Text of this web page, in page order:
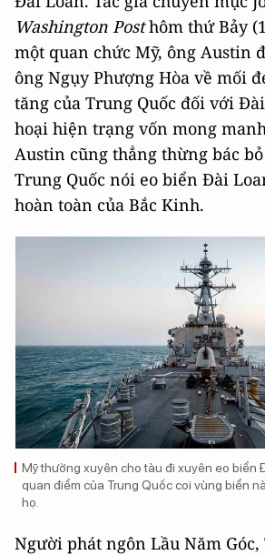
Washington Posthôm thứ Bảy
một quan chức Mỹ, ông Austin
ông Ngụy Phượng Hòa về mối
tăng của Trung Quốc đối với
hoại hiện trạng vốn mong
Austin cũng thẳng thừng bác
Trung Quốc nói eo biển Đài
hoàn toàn của Bắc Kinh.
Mỹ thường xuyên cho tàu đi xuyên eo biển
quan điểm của Trung Quốc coi vùng biển
họ.
Người phát ngôn Lầu Năm